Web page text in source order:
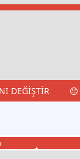
DEĞIŞTIR